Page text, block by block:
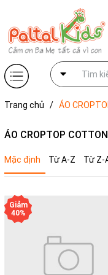
Trang chủ / ÁO
ÁO CROPTOP
Mặc định Từ A-Z Từ Z-